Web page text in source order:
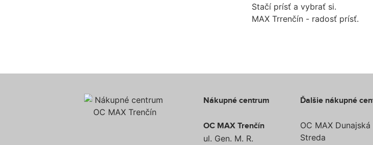
Stačí prísť a vybrať si.
MAX Trrenčín - radosť prísť.
Nákupné centrum
OC MAX Trenčín
ul. Gen. M. R.
Ďalšie nákupné
OC MAX Dunajská
Streda